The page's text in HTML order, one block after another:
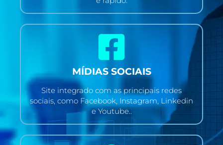
MÍDIAS SOCIAIS
Site integrado com as principais redes
sociais, como Facebook, Instagram, Linkedin
e Youtube..